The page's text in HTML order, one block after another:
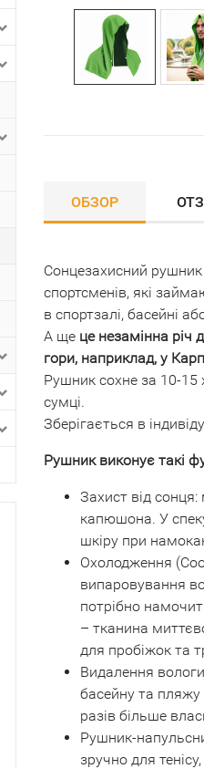
ОБЗОР
Сонцезахисний
спортсменів, які
в спортзалі, басейні
А ще це незамінна річ
гори, наприклад, у
Рушник сохне за 10-15
сумці.
Зберігається в
Рушник виконує такі
Захист від
капюшона. У
шкіру при
Охолодження
випаровування
потрібно
– тканина
для пробіжок та
Видалення
басейну та пляжу
разів більше
Рушник-
зручно для